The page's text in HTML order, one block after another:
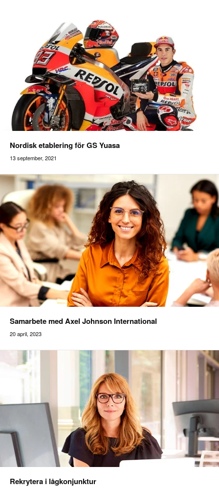
Nordisk etablering för GS Yuasa
13 september, 2021
Samarbete med Axel Johnson International
20 april, 2023
Rekrytera i lågkonjunktur